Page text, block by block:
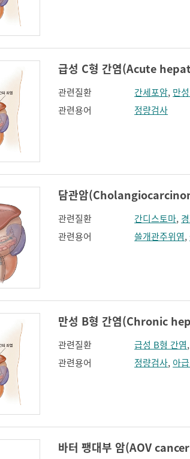
급성 C형 간염(Acute
관련질환 간세포암, 만
관련용어
정량검사
담관암
관련질환 간디스토마,
관련용어
쓸개관주위염,
만성 B형 간염(Chronic
관련질환 급성 B형 간염
관련용어
정량검사, 아
바터 팽대부 암(AOV